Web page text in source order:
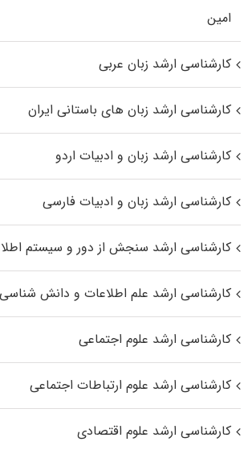
اﻣﻴﻦ
کارشناسی ارشد زبان عربی
کارشناسی ارشد زبان‌ های باستانی ایران
کارشناسی ارشد زبان و ادبیات اردو
کارشناسی ارشد زبان و ادبیات فارسی
کارشناسی ارشد سنجش از دور و سیستم
کارشناسی ارشد علم اطلاعات و دانش شناسی
کارشناسی ارشد علوم اجتماعی
کارشناسی ارشد علوم ارتباطات اجتماعی
کارشناسی ارشد علوم اقتصادی